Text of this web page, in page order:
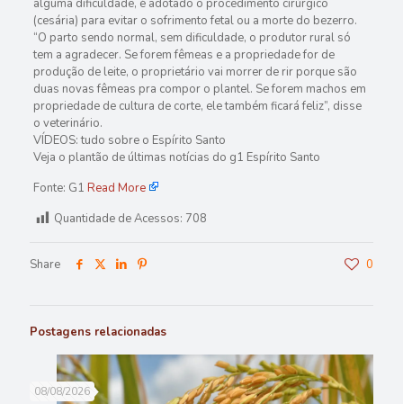
alguma dificuldade, é adotado o procedimento cirúrgico
(cesária) para evitar o sofrimento fetal ou a morte do bezerro.
“O parto sendo normal, sem dificuldade, o produtor rural só
tem a agradecer. Se forem fêmeas e a propriedade for de
produção de leite, o proprietário vai morrer de rir porque são
duas novas fêmeas pra compor o plantel. Se forem machos em
propriedade de cultura de corte, ele também ficará feliz”, disse
o veterinário.
VÍDEOS: tudo sobre o Espírito Santo
Veja o plantão de últimas notícias do g1 Espírito Santo
Fonte: G1 Read More
Quantidade de Acessos: 708
Share 0
Postagens relacionadas
08/08/2026